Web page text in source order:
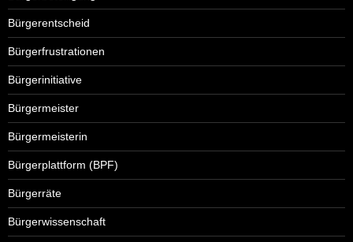
Bürgerentscheid
Bürgerfrustrationen
Bürgerinitiative
Bürgermeister
Bürgermeisterin
Bürgerplattform (BPF)
Bürgerräte
Bürgerwissenschaft